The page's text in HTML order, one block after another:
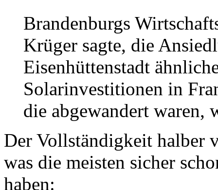
Brandenburgs
Krüger sagte, die
Eisenhüttenstadt
Solarinvestitionen in
die abgewandert waren,
Der Vollständigkeit halber
was die meisten sicher
haben: